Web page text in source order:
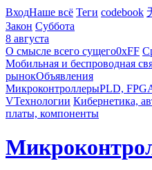
ВходНаше всё Теги codebook
Закон Суббота
8 августа
О смысле всего сущего0xFF
Мобильная и беспроводная
рынокОбъявления
МикроконтроллерыPLD,
VТехнологии Кибернетика,
платы, компоненты